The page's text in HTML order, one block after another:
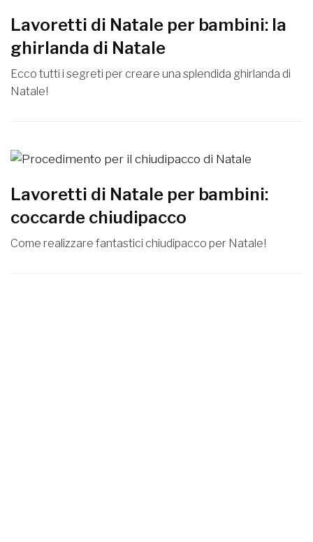
Lavoretti di Natale per bambini: la
ghirlanda di Natale
Ecco tutti i segreti per creare una splendida ghirlanda di
Natale!
Lavoretti di Natale per bambini:
coccarde chiudipacco
Come realizzare fantastici chiudipacco per Natale!